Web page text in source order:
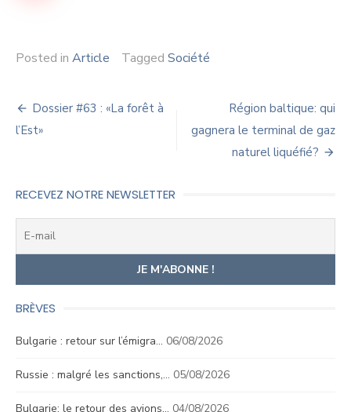
Posted in Article Tagged Société
Navigation
de
Dossier #63 : «La forêt à
l’Est»
Région baltique: qui
gagnera le terminal de gaz
naturel liquéfié?
RECEVEZ NOTRE NEWSLETTER
BRÈVES
Bulgarie : retour sur l’émigra… 06/08/2026
Russie : malgré les sanctions,… 05/08/2026
Bulgarie: le retour des avions… 04/08/2026